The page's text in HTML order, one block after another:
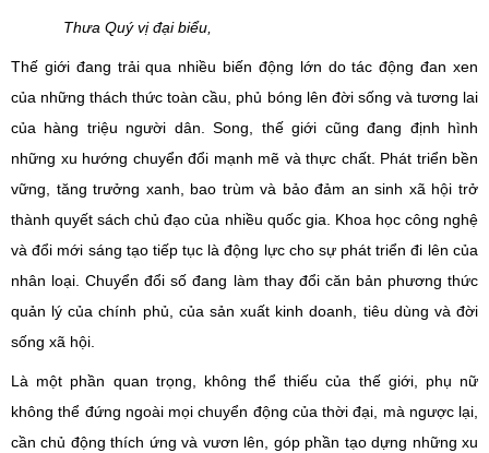
Thưa Quý vị đại biểu,
Thế giới đang trải qua nhiều biến động lớn do tác động đan xen
của những thách thức toàn cầu, phủ bóng lên đời sống và tương lai
của hàng triệu người dân. Song, thế giới cũng đang định hình
những xu hướng chuyển đổi mạnh mẽ vàthực chất. Phát triển bền
vững, tăng trưởng xanh, bao trùm và bảo đảm an sinh xã hội trở
thành quyết sách chủ đạocủa nhiều quốc gia. Khoa học công nghệ
và đổi mới sáng tạo tiếp tục là động lực cho sự phát triểnđi lên của
nhân loại. Chuyển đổi số đang làm thay đổi căn bản phương thức
quản lý của chính phủ, của sản xuất kinh doanh, tiêu dùng và đời
sống xã hội.
Là một phần quan trọng, không thể thiếu của thế giới, phụ nữ
không thể đứng ngoài mọi chuyển động của thời đại, mà ngược lại,
cần chủ động thích ứng và vươn lên, góp phần tạo dựng những xu